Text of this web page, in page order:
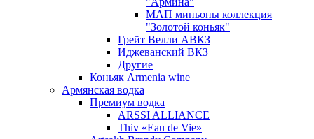
МАП миньоны коллекция
"Золотой коньяк"
Грейт Велли АВКЗ
Иджеванский ВКЗ
Другие
Коньяк Armenia wine
Армянская водка
Премиум водка
ARSSI ALLIANCE
Thiv «Eau de Vie»